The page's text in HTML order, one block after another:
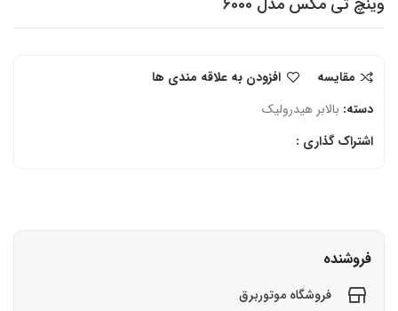
مقایسه
افزودن به علاقه مندی ها
دسته: بالابر هیدرولیک
اشتراک گذاری :
فروشنده
فروشگاه موتوربرق